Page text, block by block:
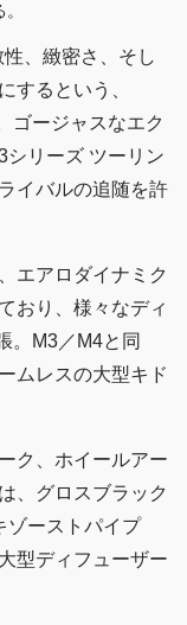
、緻密さ、そし
するという、
ゴージャスなエク
シリーズ ツーリン
イバルの追随を許
エアロダイナミク
おり、様々なディ
。M3／M4と同
ムレスの大型キド
ク、ホイールアー
、グロスブラック
ゾーストパイプ
型ディフューザー